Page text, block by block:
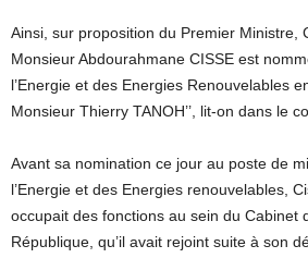
Ainsi, sur proposition du Premier Ministre,
Monsieur Abdourahmane CISSE est
l’Energie et des Energies Renouvelables
Monsieur Thierry TANOH’’, lit-on dans le
Avant sa nomination ce jour au poste de
l’Energie et des Energies renouvelables,
occupait des fonctions au sein du Cabinet
République, qu’il avait rejoint suite à son